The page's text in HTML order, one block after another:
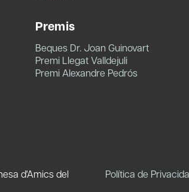
Premis
Beques Dr. Joan Guinovart
Premi Llegat Valldejuli
Premi Alexandre Pedrós
d'Amics del
Política de